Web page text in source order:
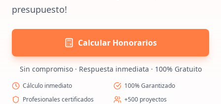
presupuesto!
Calcular Honorarios
Sin compromiso · Respuesta inmediata · 100% Gratuito
Cálculo inmediato
100% Garantizado
Profesionales certificados
+500 proyectos